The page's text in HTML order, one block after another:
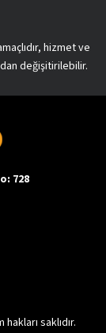
hizmet ve
değişitirilebilir.
728
saklıdır.